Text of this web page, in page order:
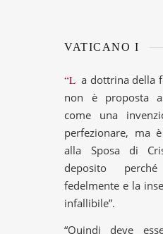
VATICANO I
“La dottrina della fede che Dio rivelò
non è proposta
come una
perfezionare, ma
alla Sposa di
deposito
fedelmente e la
infallibile”.
“Quindi deve